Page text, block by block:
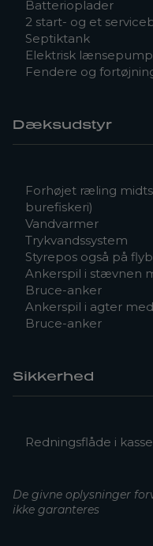
Batterioplader
2 start- og et
Septiktank
Elektrisk
Fendere og
Dæksudstyr
Forhøjet ræling
burefiskeri)
Vandvarmer
Trykvandssystem
Styrepos også på
Ankerspil i stævnen
Bruce-anker
Ankerspil i agter
Bruce-anker
Sikkerhed
Redningsflåde i
De givne oplysninger
ikke garanteres